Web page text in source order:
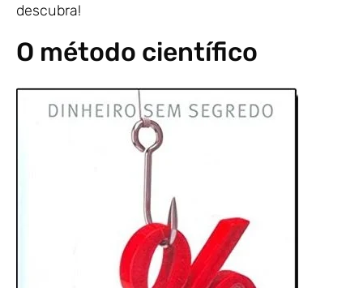
descubra!
O método científico